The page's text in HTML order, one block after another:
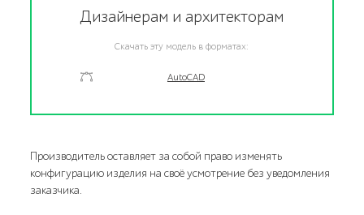
Дизайнерам и архитекторам
Скачать эту модель в форматах:
AutoCAD
Производитель оставляет за собой право изменять
конфигурацию изделия на своё усмотрение без уведомления
заказчика.